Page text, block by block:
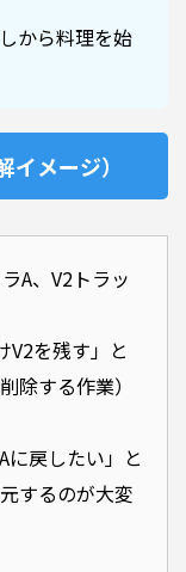
から料理を始
メージ）
A、V2トラッ
V2を残す」と
除する作業）
に戻したい」と
するのが大変